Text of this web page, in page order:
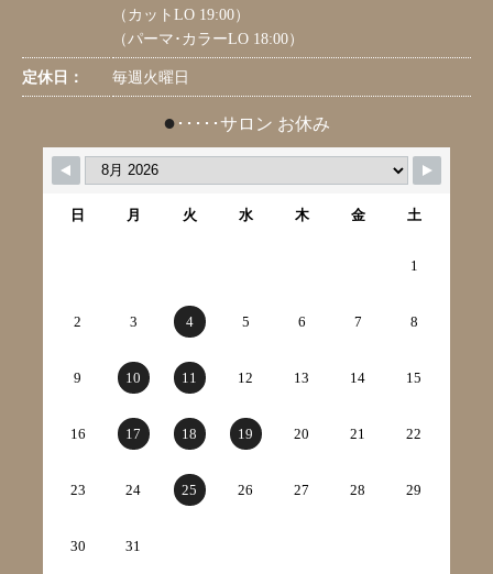
（カットLO 19:00）
（パーマ･カラーLO 18:00）
定休日： 毎週火曜日
● ･････サロン お休み
日 月 火 水 木 金 土
1
2 3 4 5 6 7 8
9 10 11 12 13 14 15
16 17 18 19 20 21 22
23 24 25 26 27 28 29
30 31